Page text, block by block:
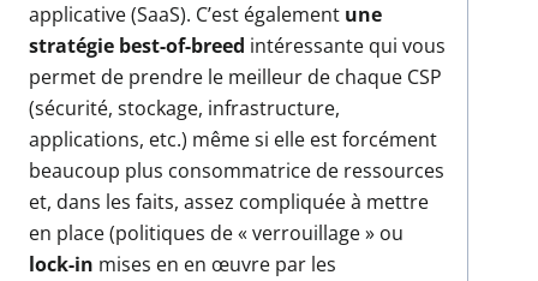
applicative (SaaS). C’est également une
stratégie best-of-breed intéressante qui vous
permet de prendre le meilleur de chaque CSP
(sécurité, stockage, infrastructure,
applications, etc.) même si elle est forcément
beaucoup plus consommatrice de ressources
et, dans les faits, assez compliquée à mettre
en place (politiques de « verrouillage » ou
lock-in mises en en œuvre par les